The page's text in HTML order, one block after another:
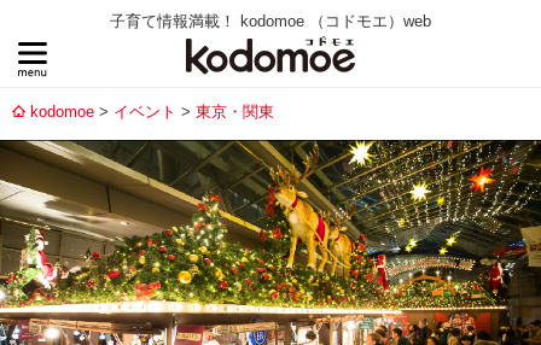
子育て情報満載！ kodomoe （コドモエ）web
kodomoe イベント 東京・関東